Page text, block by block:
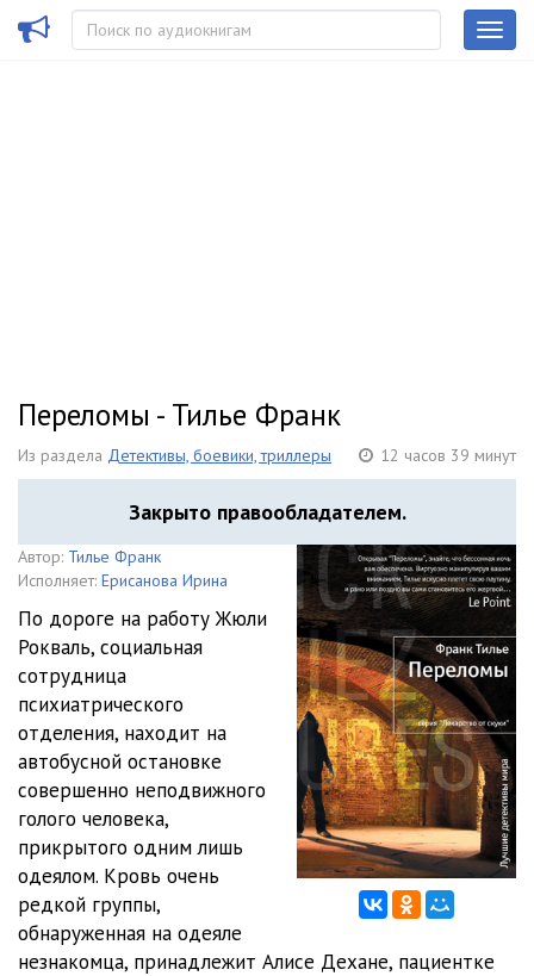
Переломы - Тилье Франк
Из раздела Детективы, боевики, триллеры 12 часов 39 минут
Закрыто правообладателем.
Автор: Тилье Франк
Исполняет: Ерисанова Ирина
По дороге на работу Жюли
Рокваль, социальная
сотрудница
психиатрического
отделения, находит на
автобусной остановке
совершенно неподвижного
голого человека,
прикрытого одним лишь
одеялом. Кровь очень
редкой группы,
обнаруженная на одеяле
незнакомца, принадлежит Алисе Дехане, пациентке